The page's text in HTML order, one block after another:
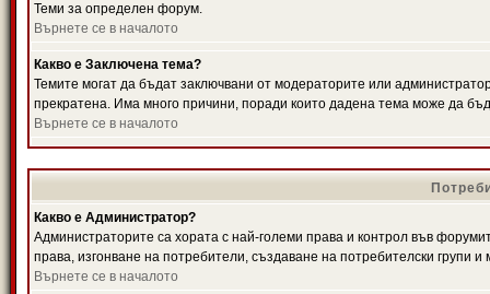
Теми за определен форум.
Върнете се в началото
Какво е Заключена тема?
Темите могат да бъдат заключвани от модераторите или
прекратена. Има много причини, поради които дадена тема може да
Върнете се в началото
Какво е Администратор?
Администраторите са хората с най-големи права и контрол във
права, изгонване на потребители, създаване на потребителски групи
Върнете се в началото